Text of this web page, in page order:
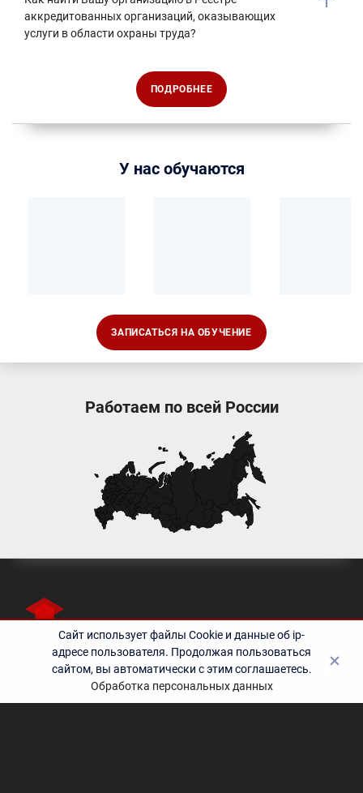
Как найти Вашу организацию в Реестре
аккредитованных организаций, оказывающих
У нас обучаются
Работаем по всей России
Полезные ссылки
Сайт использует файлы Cookie и данные об ip-
адресе пользователя. Продолжая пользоваться
сайтом, вы автоматически с этим соглашаетесь.
Обработка персональных данных